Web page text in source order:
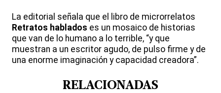
La editorial señala que el libro de microrrelatos
Retratos hablados es un mosaico de historias
que van de lo humano a lo terrible, “y que
muestran a un escritor agudo, de pulso firme y de
una enorme imaginación y capacidad creadora”.
RELACIONADAS